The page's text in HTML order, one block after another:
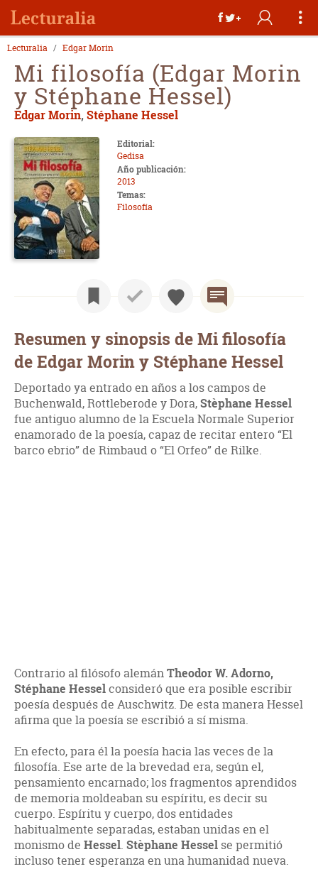
Lecturalia Edgar Morin
Mi filosofía (Edgar Morin
y Stéphane Hessel)
Edgar Morin, Stéphane Hessel
Editorial:
Gedisa
Año publicación:
2013
Temas:
Filosofía
Resumen y sinopsis de Mi filosofía
de Edgar Morin y Stéphane Hessel
Deportado ya entrado en años a los campos de
Buchenwald, Rottleberode y Dora,Stèphane Hessel
fue antiguo alumno de la Escuela Normale Superior
enamorado de la poesía, capaz de recitar entero “El
barco ebrio” de Rimbaud o “El Orfeo” de Rilke.
Contrario al filósofo alemánTheodor W. Adorno,
Stéphane Hesselconsideró que era posible escribir
poesía después de Auschwitz. De esta manera Hessel
afirma que la poesía se escribió a sí misma.
En efecto, para él la poesía hacia las veces de la
filosofía. Ese arte de la brevedad era, según el,
pensamiento encarnado; los fragmentos aprendidos
de memoria moldeaban su espíritu, es decir su
cuerpo. Espíritu y cuerpo, dos entidades
habitualmente separadas, estaban unidas en el
monismo de Hessel. Stèphane Hessel se permitió
incluso tener esperanza en una humanidad nueva.